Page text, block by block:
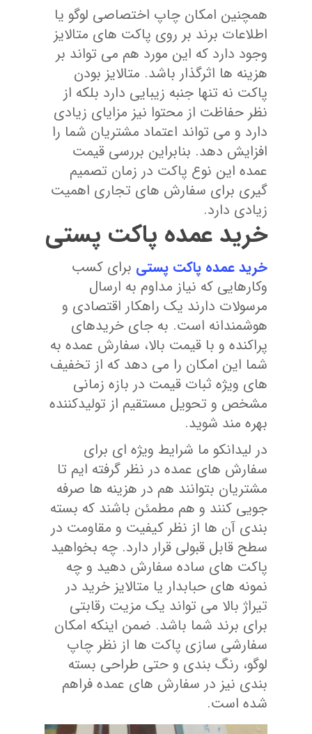
همچنین امکان چاپ اختصاصی لوگو یا
اطلاعات برند بر روی پاکت های متالایز
وجود دارد که این مورد هم می تواند بر
هزینه ها اثرگذار باشد. متالایز بودن
پاکت نه تنها جنبه زیبایی دارد بلکه از
نظر حفاظت از محتوا نیز مزایای زیادی
دارد و می تواند اعتماد مشتریان شما را
افزایش دهد. بنابراین بررسی قیمت
عمده این نوع پاکت در زمان تصمیم
گیری برای سفارش های تجاری اهمیت
زیادی دارد.
خرید عمده پاکت پستی
خرید عمده پاکت پستی برای کسب
وکارهایی که نیاز مداوم به ارسال
مرسولات دارند یک راهکار اقتصادی و
هوشمندانه است. به جای خریدهای
پراکنده و با قیمت بالا، سفارش عمده به
شما این امکان را می دهد که از تخفیف
های ویژه ثبات قیمت در بازه زمانی
مشخص و تحویل مستقیم از تولیدکننده
بهره مند شوید.
در لیدانکو ما شرایط ویژه ای برای
سفارش های عمده در نظر گرفته ایم تا
مشتریان بتوانند هم در هزینه ها صرفه
جویی کنند و هم مطمئن باشند که بسته
بندی آن ها از نظر کیفیت و مقاومت در
سطح قابل قبولی قرار دارد. چه بخواهید
پاکت های ساده سفارش دهید و چه
نمونه های حبابدار یا متالایز خرید در
تیراژ بالا می تواند یک مزیت رقابتی
برای برند شما باشد. ضمن اینکه امکان
سفارشی سازی پاکت ها از نظر چاپ
لوگو، رنگ بندی و حتی طراحی بسته
بندی نیز در سفارش های عمده فراهم
شده است.